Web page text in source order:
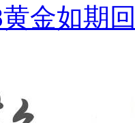
金如期